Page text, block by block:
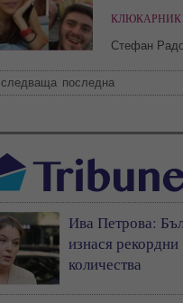
КЛЮКАРНИК
Стефан
следваща последна
Ива Петрова:
изнася рекордни
количества